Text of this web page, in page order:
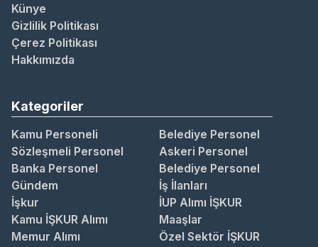
Künye
Gizlilik Politikası
Çerez Politikası
Hakkımızda
Kategoriler
Kamu Personeli
Belediye Personel
Sözleşmeli Personel
Askeri Personel
Banka Personel
Belediye Personel
Gündem
İş İlanları
İşkur
İUP Alımı İŞKUR
Kamu İŞKUR Alımı
Maaşlar
Memur Alımı
Özel Sektör İŞKUR